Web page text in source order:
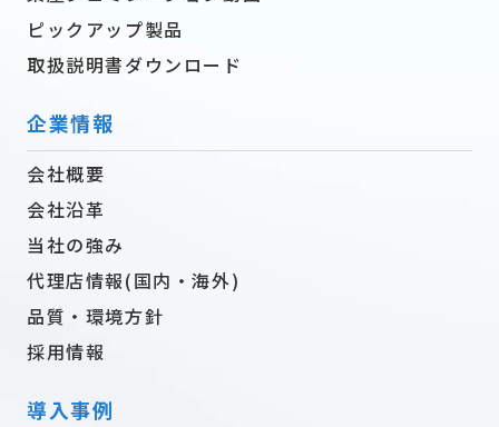
ピックアップ製品
取扱説明書ダウンロード
企業情報
会社概要
会社沿革
当社の強み
代理店情報(国内・海外)
品質・環境方針
採用情報
導入事例